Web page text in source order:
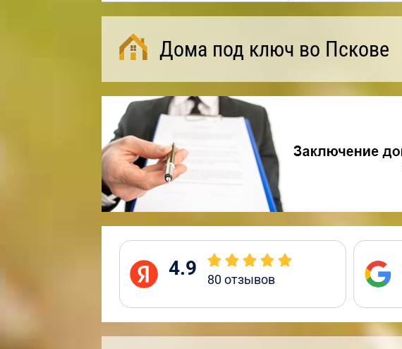
Дома под ключ во Пскове
4.9 80отзывов